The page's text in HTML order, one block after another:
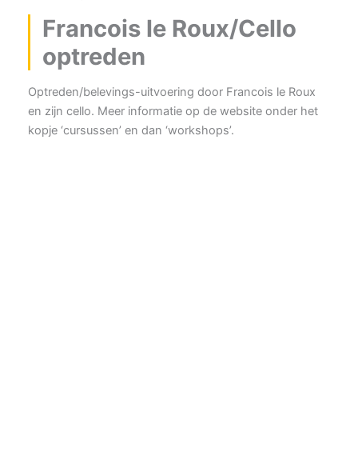
Francois le Roux/Cello
optreden
Optreden/belevings-uitvoering door Francois le Roux
en zijn cello. Meer informatie op de website onder het
kopje ‘cursussen’ en dan ‘workshops’.